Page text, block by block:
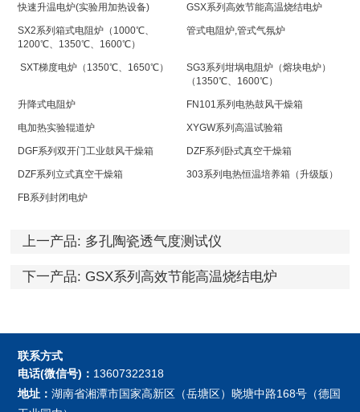
快速升温电炉(实验用加热设备) GSX系列高效节能高温烧结电炉
SX2系列箱式电阻炉（1000℃、
1200℃、1350℃、1600℃）
管式电阻炉,管式气氛炉
SXT梯度电炉（1350℃、1650℃）
SG3系列坩埚电阻炉（熔块电炉）
（1350℃、1600℃）
升降式电阻炉 FN101系列电热鼓风干燥箱
电加热实验辊道炉 XYGW系列高温试验箱
DGF系列双开门工业鼓风干燥箱 DZF系列卧式真空干燥箱
DZF系列立式真空干燥箱 303系列电热恒温培养箱（升级版）
FB系列封闭电炉
上一产品: 多孔陶瓷透气度测试仪
下一产品: GSX系列高效节能高温烧结电炉
联系方式
电话(微信号)： 13607322318
地址：湖南省湘潭市国家高新区（岳塘区）晓塘中路168号（德国